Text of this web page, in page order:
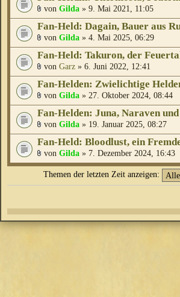
von Gilda » 9. Mai 2021, 11:05
Fan-Held: Dagain, Bauer aus
von Gilda » 4. Mai 2025, 06:29
Fan-Held: Takuron, der
von Garz » 6. Juni 2022, 12:41
Fan-Helden: Zwielichtige
von Gilda » 27. Oktober 2024, 08:44
Fan-Helden: Juna, Naraven
von Gilda » 19. Januar 2025, 08:27
Fan-Held: Bloodlust, ein
von Gilda » 7. Dezember 2024, 16:43
Themen der letzten Zeit anzeigen: